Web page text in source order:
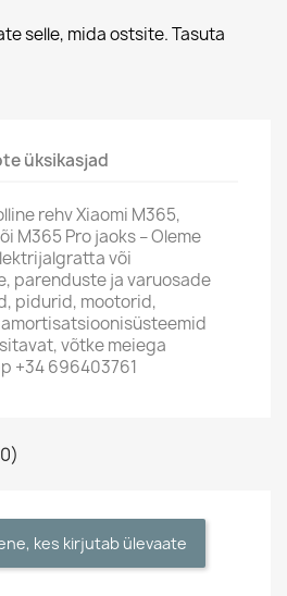
selle, mida ostsite. Tasuta
üksikasjad
rehv Xiaomi M365,
M365 Pro jaoks – Oleme
või
parenduste ja varuosade
pidurid, mootorid,
võtke meiega
+34 696403761
kes kirjutab ülevaate